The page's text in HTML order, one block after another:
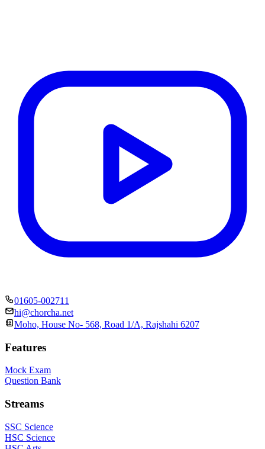
01605-002711
hi@chorcha.net
Moho, House No- 568, Road 1/A, Rajshahi 6207
Features
Mock Exam
Question Bank
Streams
SSC Science
HSC Science